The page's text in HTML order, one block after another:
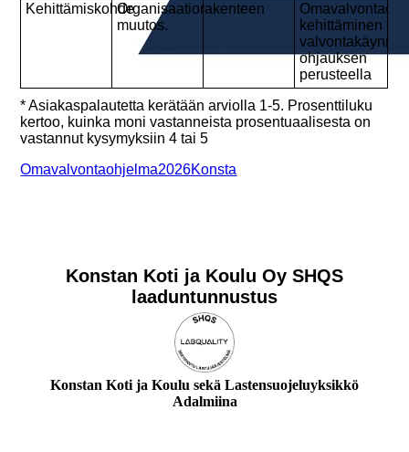
KehittämiskohdeOrganisaatiorakenteen
muutos.
kehittäminen
valvontakäynnin
ohjauksen
perusteella
* Asiakaspalautetta kerätään arviolla 1-5. Prosenttiluku
kertoo, kuinka moni vastanneista prosentuaalisesta on
vastannut kysymyksiin 4 tai 5
Omavalvontaohjelma2026Konsta
Konstan Koti ja Koulu Oy SHQS
laaduntunnustus
Konstan Koti ja Koulu sekä Lastensuojeluyksikkö
Adalmiina